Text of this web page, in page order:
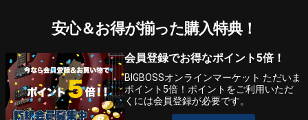
安心＆お得が揃った購入特典！
会員登録でお得なポイント5倍！
BIGBOSSオンラインマーケット ただいま
ポイント5倍！ポイントをご利用いただ
くには会員登録が必要です。